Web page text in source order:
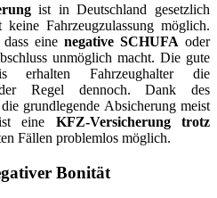
ist in Deutschland gesetzlich
Fahrzeugzulassung möglich.
eine negative SCHUFA oder
unmöglich macht. Die gute
Fahrzeughalter die
Regel dennoch. Dank des
grundlegende Absicherung meist
eine KFZ-Versicherung trotz
Fällen problemlos möglich.
Bonität